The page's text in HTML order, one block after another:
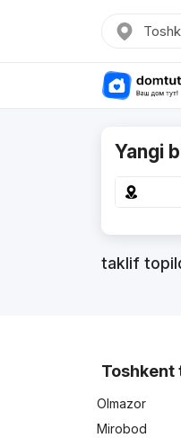
Yangi
taklif
Olmazor
Mirobod